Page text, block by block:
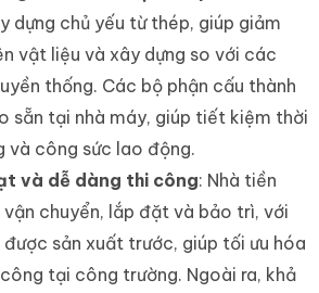
dựng chủ yếu từ thép, giúp giảm
vật liệu và xây dựng so với các
thống. Các bộ phận cấu thành
sẵn tại nhà máy, giúp tiết kiệm thời
và công sức lao động.
và dễ dàng thi công: Nhà tiền
vận chuyển, lắp đặt và bảo trì, với
sản xuất trước, giúp tối ưu hóa
tại công trường. Ngoài ra, khả